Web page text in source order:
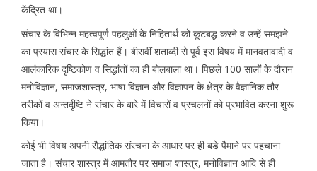
केंद्रित था।
संचार के विभिन्न महत्वपूर्ण पहलुओं के निहितार्थ को कूटबद्ध करने व उन्हें समझने
का प्रयास संचार के सिद्धांत हैं। बीसवीं शताब्दी से पूर्व इस विषय में मानवतावादी व
आलंकारिक दृष्टिकोण व सिद्धांतों का ही बोलबाला था। पिछले 100 सालों के दौरान
मनोविज्ञान, समाजशास्त्र, भाषा विज्ञान और विज्ञापन के क्षेत्र के वैज्ञानिक तौर-
तरीकों व अन्तर्दृष्टि ने संचार के बारे में विचारों व प्रचलनों को प्रभावित करना शुरू
किया।
कोई भी विषय अपनी सैद्धांतिक संरचना के आधार पर ही बडे पैमाने पर पहचाना
जाता है। संचार शास्त्र में आमतौर पर समाज शास्त्र, मनोविज्ञान आदि से ही